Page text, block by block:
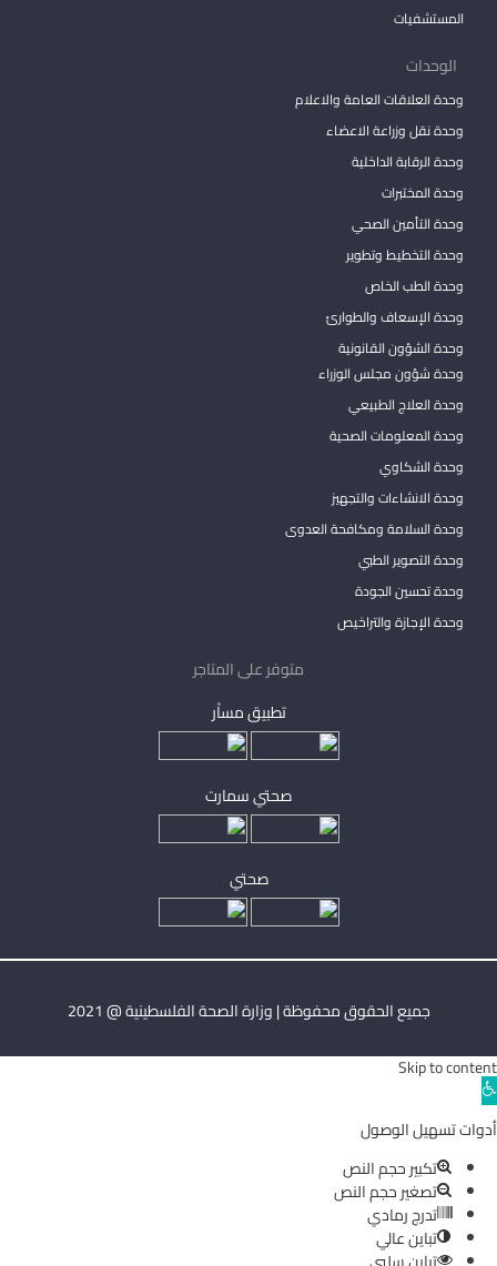
المستشفيات
الوحدات
وحدة العلاقات العامة والاعلام
وحدة نقل وزراعة الاعضاء
وحدة الرقابة الداخلية
وحدة المختبرات
وحدة التأمين الصحي
وحدة التخطيط وتطوير
وحدة الطب الخاص
وحدة الإسعاف والطوارئ
وحدة الشؤون القانونية
وحدة شؤون مجلس الوزراء
وحدة العلاج الطبيعي
وحدة المعلومات الصحية
وحدة الشكاوي
وحدة الانشاءات والتجهيز
وحدة السلامة ومكافحة العدوى
وحدة التصوير الطبي
وحدة تحسين الجودة
وحدة الإجازة والتراخيص
متوفر على المتاجر
تطبيق مساْر
صحتي سمارت
صحتي
جميع الحقوق محفوظة | وزارة الصحة الفلسطينية @ 2021
Skip to content
Open
toolbar
أدوات تسهيل الوصول
تكبير حجم النص
تصغير حجم النص
تدرج رمادي
تباين عالي